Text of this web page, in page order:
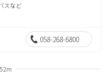
スなど
058-268-6800